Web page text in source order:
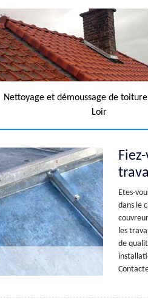
Nettoyage et démoussage de
Loir
Etes-
dans le
les
de